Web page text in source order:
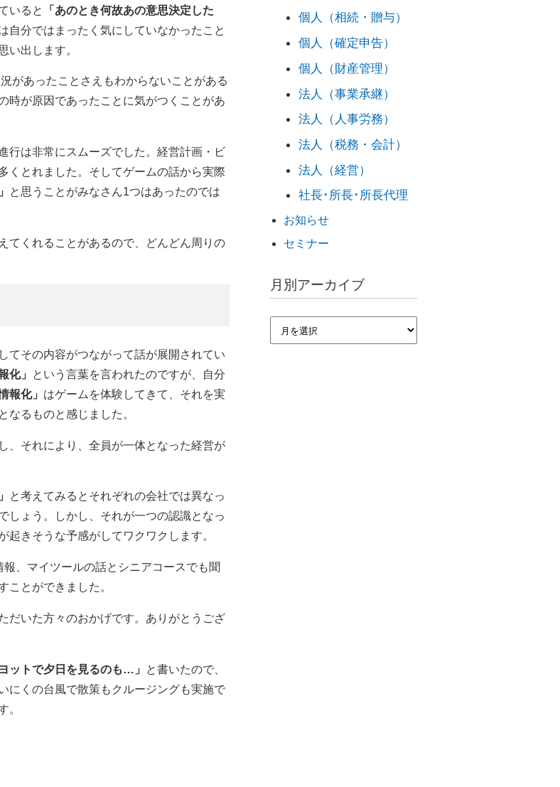
いると
「あのとき何故あの意思決定した
自分ではまったく気にしていなかったこと
い出します。
があったことさえもわからないことがある
時が原因であったことに気がつくことがあ
行は非常にスムーズでした。経営計画・ビ
くとれました。そしてゲームの話から実際
と思うことがみなさん1つはあったのでは
てくれることがあるので、どんどん周りの
てその内容がつながって話が展開されてい
化」
という言葉を言われたのですが、自分
報化」 はゲームを体験してきて、それを実
なるものと感じました。
、それにより、全員が一体となった経営が
と考えてみるとそれぞれの会社では異なっ
しょう。しかし、それが一つの認識となっ
きそうな予感がしてワクワクします。
、マイツールの話とシニアコースでも聞
ことができました。
だいた方々のおかげです。ありがとうござ
ットで夕日を見るのも…」
と書いたので、
にくの台風で散策もクルージングも実施で
。
個人（相続・贈与）
個人（確定申告）
個人（財産管理）
法人（事業承継）
法人（人事労務）
法人（税務・会計）
法人（経営）
社長･所長･所長代理
お知らせ
セミナー
月別アーカイブ